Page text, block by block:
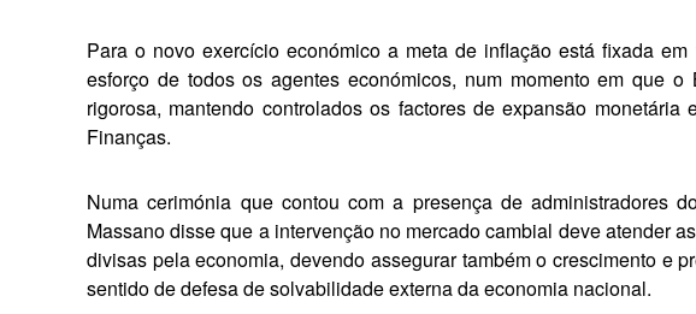
Para o novo exercício económico a meta de inflação está fixada
esforço de todos os agentes eco­nómicos, num momento em que
rigorosa, mantendo controlados os factores de expansão
Finanças.
Numa cerimónia que contou com a presença de administradores
Massano disse que a intervenção no mercado cambial deve atender
divisas pela economia, devendo assegurar também o crescimento e
sentido de defesa de solvabilida­de externa da economia nacional.